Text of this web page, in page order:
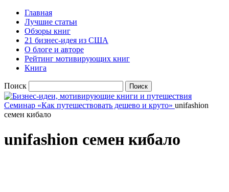
Главная
Лучшие статьи
Обзоры книг
21 бизнес-идея из США
О блоге и авторе
Рейтинг мотивирующих книг
Книга
Поиск
Семинар «Как путешествовать дешево и круто» unifashion
семен кибало
unifashion семен кибало